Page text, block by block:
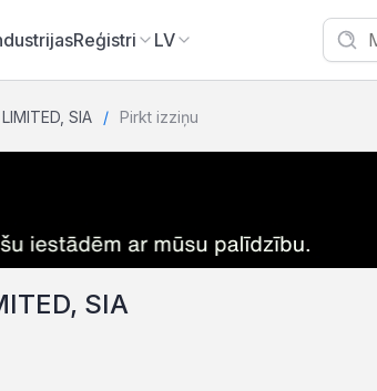
Reģistri LV
SIA Pirkt izziņu
SIA